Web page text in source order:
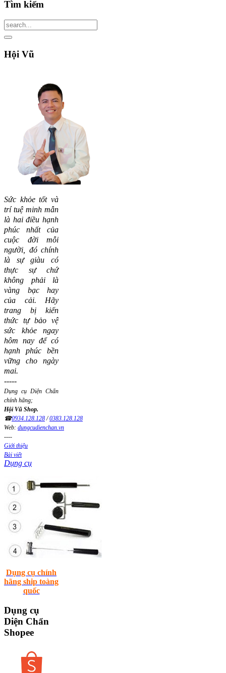
Tìm kiếm
Hội Vũ
Sức khỏe tốt và
trí tuệ minh mẫn
là hai điều hạnh
phúc nhất của
cuộc đời mỗi
người, đó chính
là sự giàu có
thực sự chứ
không phải là
vàng bạc hay
của cải. Hãy
trang bị kiến
thức tự bảo vệ
sức khỏe ngay
hôm nay để có
hạnh phúc bền
vững cho ngày
mai.
-----
Dụng cụ Diện Chẩn
chính hãng;
Hội Vũ Shop.
☎0934.128.128/0383.128.128
Web: dungcudienchan.vn
----
Giới thiệu
Bài viết
Dụng cụ
Dụng cụ chính
hãng ship toàng
quốc
Dụng cụ
Diện Chẩn
Shopee